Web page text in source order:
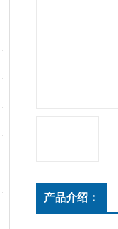
产品介绍：